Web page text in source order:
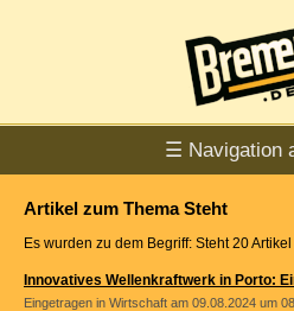
☰ Navigation
Artikel zum Thema Steht
Es wurden zu dem Begriff: Steht 20
Innovatives Wellenkraftwerk in Porto:
Eingetragen in Wirtschaft am 09.08.2024 um